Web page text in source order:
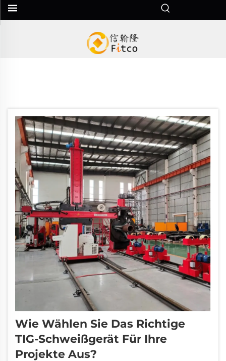
Wie Wählen Sie Das Richtige
TIG-Schweißgerät Für Ihre
Projekte Aus?